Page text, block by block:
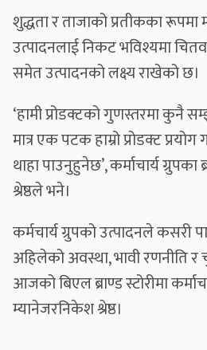
शुद्धता र ताजाको प्रतीकका रूपमा
उत्पादनलाई निकट भविश्यमा
समेत उत्पादनको लक्ष्य राखेको छ।
‘हामी प्रोडक्टको गुणस्तरमा कुनै
मात्र एक पटक हाम्रो प्रोडक्ट
थाहा पाउनुहुनेछ’, कर्माचार्य ग्रुपका
श्रेष्ठले भने।
कर्मचार्य ग्रुपको उत्पादनले कसरी
अहिलेको अवस्था, भावी रणनीति र
आजकोबिएल ब्राण्ड स्टोरीमा
म्यानेजरनिकेश श्रेष्ठ।